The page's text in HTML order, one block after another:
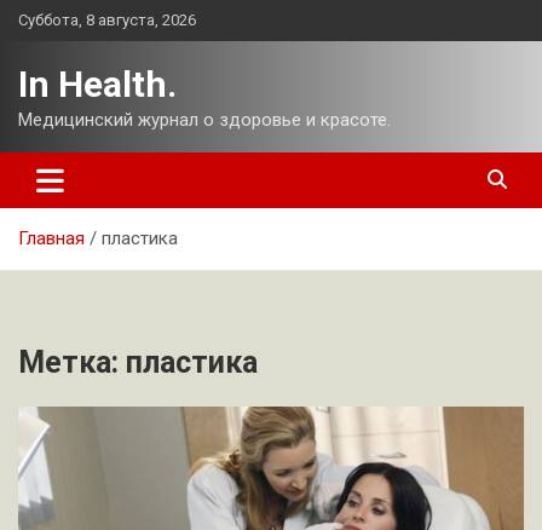
Перейти
Суббота, 8 августа, 2026
In Health.
Медицинский журнал о здоровье и красоте.
Главная пластика
Метка: пластика